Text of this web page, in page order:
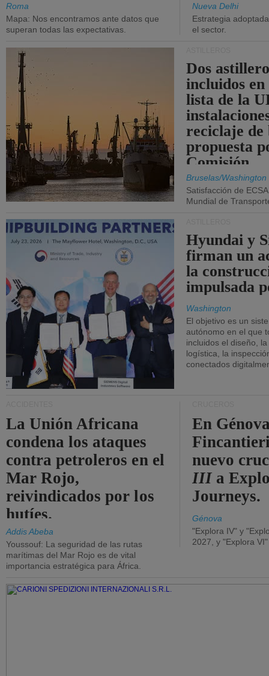
2015.
Roma
Mapa: Nos encontramos ante datos que
superan todas las expectativas.
Nueva Delhi
Estrategia
el sector.
Dos
incluidos
lista de la
reciclaje de
propuesta
Comisión.
Bruselas/Washington
Satisfacción de
Mundial de
Hyundai y
firman un
la
impulsada
Washington
El objetivo es un
autónomo en el que
incluidos el diseño,
logística, la
conectados
La Unión Africana
condena los ataques
contra petroleros en el
Mar Rojo,
reivindicados por los
hutíes.
Addis Abeba
Youssouf: La seguridad de las rutas
marítimas del Mar Rojo es de vital
importancia estratégica para África.
En
nuevo
III a
Journeys.
Génova
"Explora IV" y
2027, y "Explora